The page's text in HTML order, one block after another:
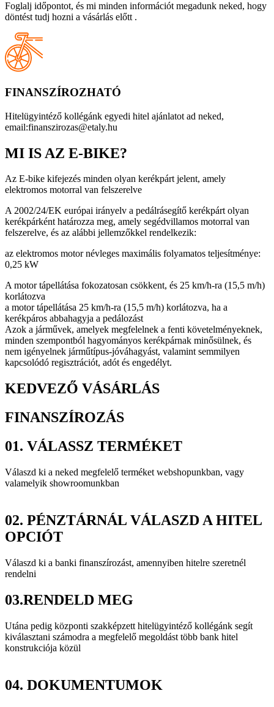
Foglalj időpontot, és mi minden információt megadunk neked, hogy
döntést tudj hozni a vásárlás előtt .
FINANSZÍROZHATÓ
Hitelügyintéző kollégánk egyedi hitel ajánlatot ad neked,
email:finanszirozas@etaly.hu
MI IS AZ E-BIKE?
Az E-bike kifejezés minden olyan kerékpárt jelent, amely
elektromos motorral van felszerelve
A 2002/24/EK európai irányelv a pedálrásegítő kerékpárt olyan
kerékpárként határozza meg, amely segédvillamos motorral van
felszerelve, és az alábbi jellemzőkkel rendelkezik:
az elektromos motor névleges maximális folyamatos teljesítménye:
0,25 kW
A motor tápellátása fokozatosan csökkent, és 25 km/h-ra (15,5 m/h)
korlátozva
a motor tápellátása 25 km/h-ra (15,5 m/h) korlátozva, ha a
kerékpáros abbahagyja a pedálozást
Azok a járművek, amelyek megfelelnek a fenti követelményeknek,
minden szempontból hagyományos kerékpárnak minősülnek, és
nem igényelnek járműtípus-jóváhagyást, valamint semmilyen
kapcsolódó regisztrációt, adót és engedélyt.
KEDVEZŐ VÁSÁRLÁS
FINANSZÍROZÁS
01. VÁLASSZ TERMÉKET
Válaszd ki a neked megfelelő terméket webshopunkban, vagy
valamelyik showroomunkban
02. PÉNZTÁRNÁL VÁLASZD A HITEL
OPCIÓT
Válaszd ki a banki finanszírozást, amennyiben hitelre szeretnél
rendelni
03.RENDELD MEG
Utána pedig központi szakképzett hitelügyintéző kollégánk segít
kiválasztani számodra a megfelelő megoldást több bank hitel
konstrukciója közül
04. DOKUMENTUMOK